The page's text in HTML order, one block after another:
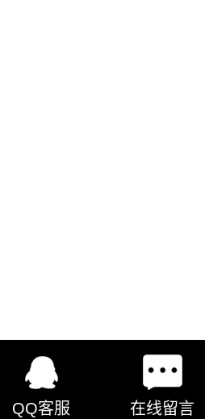
QQ客服 在线留言